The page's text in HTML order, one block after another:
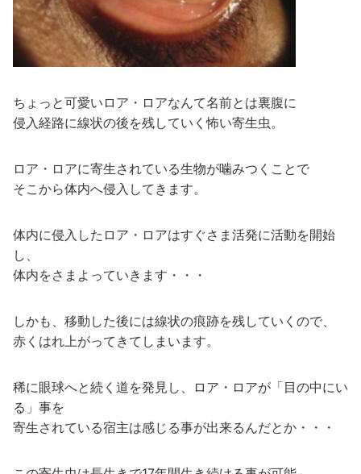
ちょっと可愛いロア・ロアなんて名前とは裏腹に
侵入経路に線状の後を残していく怖い寄生虫。
ロア・ロアに寄生されている生物が噛みつくことで
そこから体内へ侵入してきます。
体内に侵入したロア・ロアはすぐさま活発に活動を開始
し、
体内をさまよっていきます・・・
しかも、移動した後には線状の痕跡を残していくので、
赤くはれ上がってきてしまいます。
稀に眼球へと続く道を発見し、ロア・ロアが「目の中にい
る」事を
寄生されている宿主は感じる事が出来るんだとか・・・